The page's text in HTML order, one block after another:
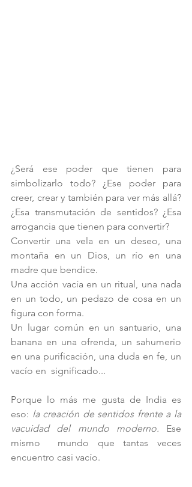
¿Será ese poder que tienen para
simbolizarlo todo? ¿Ese poder para
creer, crear y también para ver más allá?
¿Esa transmutación de sentidos? ¿Esa
arrogancia que tienen para convertir?
Convertir una vela en un deseo, una
montaña en un Dios, un río en una
madre que bendice.
Una acción vacía en un ritual, una nada
en un todo, un pedazo de cosa en un
figura con forma.
Un lugar común en un santuario, una
banana en una ofrenda, un sahumerio
en una purificación, una duda en fe, un
vacío en  significado...
Porque lo más me gusta de India es
eso: la creación de sentidos frente a la
vacuidad del mundo moderno. Ese
mismo  mundo que tantas veces
encuentro casi vacío.